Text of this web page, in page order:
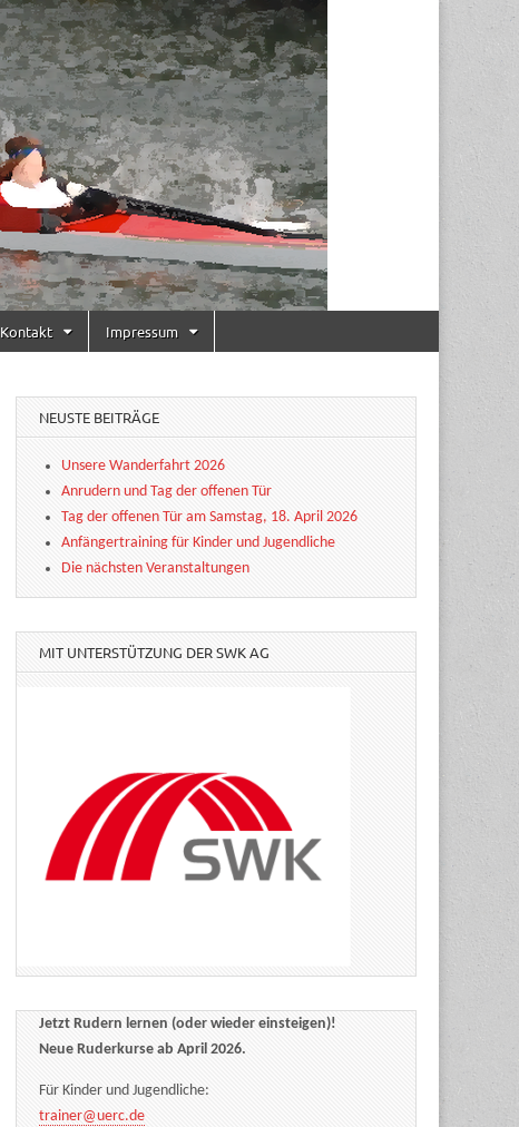
Kontakt Impressum
NEUSTE BEITRÄGE
Unsere Wanderfahrt 2026
Anrudern und Tag der offenen Tür
Tag der offenen Tür am Samstag, 18. April 2026
Anfängertraining für Kinder und Jugendliche
Die nächsten Veranstaltungen
MIT UNTERSTÜTZUNG DER SWK AG
Jetzt Rudern lernen (oder wieder einsteigen)!
Neue Ruderkurse ab April 2026.
Für Kinder und Jugendliche:
trainer@uerc.de